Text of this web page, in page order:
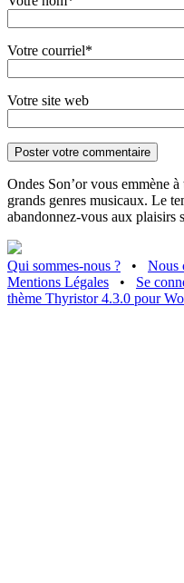
Votre courriel*
Votre site web
Ondes Son’or vous emmène
grands genres musicaux. Le
abandonnez-vous aux plaisirs
Qui sommes-nous ? • Nous
Mentions Légales
• Se
thème Thyristor 4.3.0 pour